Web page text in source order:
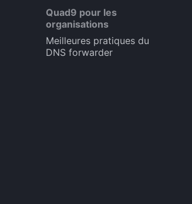
Ubuntu 22.04 (Chiffré)
MikroTik RouterOS
(Chiffré)
OPNsense (Chiffré)
OpenWrt LuCi
Windows 10
Windows 11 (Crypté)
Quad9 pour les
organisations
Meilleures pratiques du
DNS forwarder